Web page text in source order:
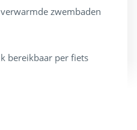
zwembaden
bereikbaar per fiets